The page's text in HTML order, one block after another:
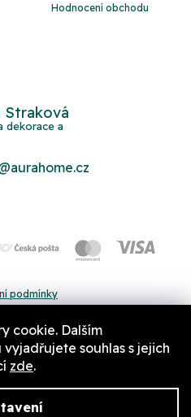
cookie. Dalším
souhlas s jejich
zde.
Hodnocení obchodu
Straková
aurahome.cz
podmínky
cookies